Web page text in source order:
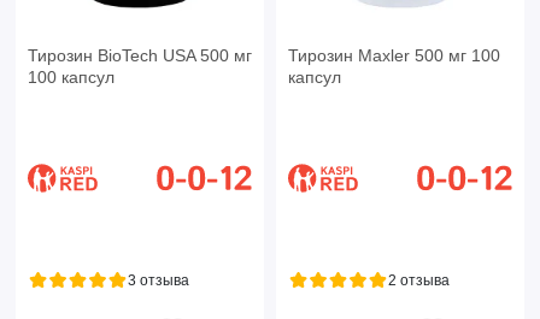
Тирозин BioTech USA 500 мг
100 капсул
3 отзыва
Тирозин Maxler 500 мг 100
капсул
2 отзыва